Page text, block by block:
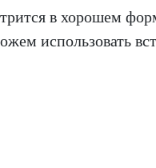
в хорошем
использовать